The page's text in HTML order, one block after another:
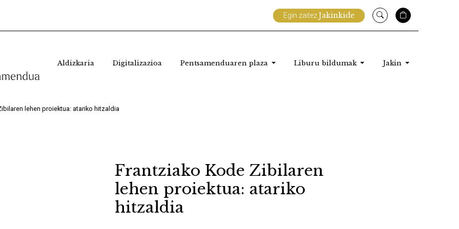
Egin zaitezJakinkide
Aldizkaria Digitalizazioa Pentsamenduaren plaza Liburu bildumak Jakin
lehen proiektua: atariko hitzaldia
Frantziako Kode Zibilaren
lehen proiektua: atariko
hitzaldia